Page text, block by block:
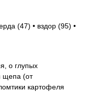
(47) • вздор (95) •
о глупых
щепа (от
картофеля